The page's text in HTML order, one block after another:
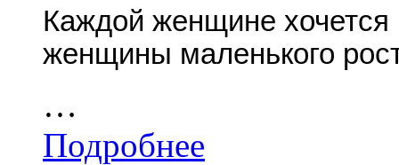
Каждой женщине хочется
женщины маленького
…
Подробнее